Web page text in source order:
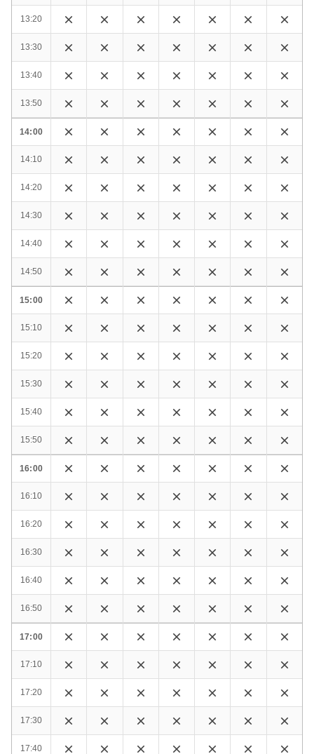
13:20
13:30
13:40
13:50
14:00
14:10
14:20
14:30
14:40
14:50
15:00
15:10
15:20
15:30
15:40
15:50
16:00
16:10
16:20
16:30
16:40
16:50
17:00
17:10
17:20
17:30
17:40